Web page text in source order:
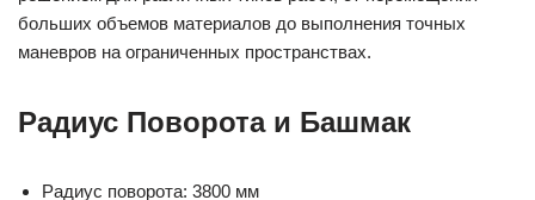
больших объемов материалов до выполнения точных
маневров на ограниченных пространствах.
Радиус Поворота и Башмак
Радиус поворота: 3800 мм